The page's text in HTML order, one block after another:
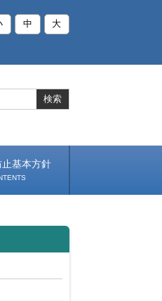
中 大
基本方針